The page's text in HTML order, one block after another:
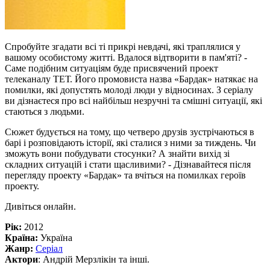
Спробуйте згадати всі ті прикрі невдачі, які траплялися у
вашому особистому житті. Вдалося відтворити в пам'яті? -
Саме подібним ситуаціям буде присвячений проект
телеканалу ТЕТ. Його промовиста назва «Бардак» натякає на
помилки, які допустять молоді люди у відносинах. З серіалу
ви дізнаєтеся про всі найбільш незручні та смішні ситуації, які
стаються з людьми.
Сюжет будується на тому, що четверо друзів зустрічаються в
барі і розповідають історії, які сталися з ними за тиждень. Чи
зможуть вони побудувати стосунки? А знайти вихід зі
складних ситуацій і стати щасливими? - Дізнавайтеся після
перегляду проекту «Бардак» та вчіться на помилках героїв
проекту.
Дивіться онлайн.
Рік: 2012
Країна: Україна
Жанр: Серіал
Актори: Андрій Мерзлікін та інші.